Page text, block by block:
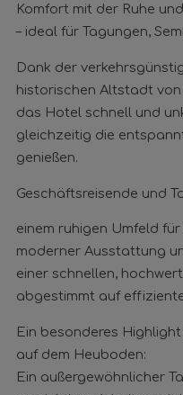
Komfort mit der Ruhe
– ideal für Tagungen,
Dank der
historischen Altstadt
das Hotel schnell und
gleichzeitig die
genießen.
Geschäftsreisende und
einem ruhigen Umfeld
moderner Ausstattung
einer schnellen,
abgestimmt auf
Ein besonderes
auf dem Heuboden:
Ein außergewöhnlicher